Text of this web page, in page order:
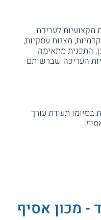
מקצועיות לעריכת
מצגות עסקיות,
התכנית מתאימה
העריכה שברשותם
בסיומו תעודת עורך
- מכון אסיף